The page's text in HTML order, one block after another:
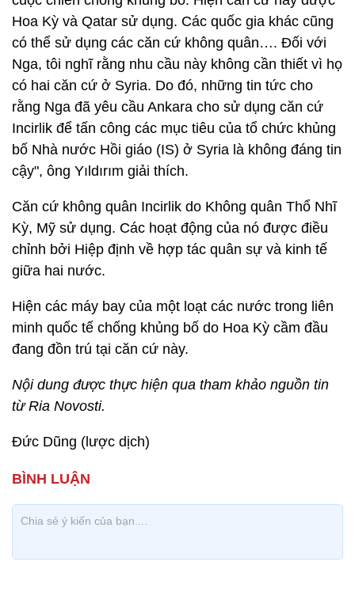
Hoa Kỳ và Qatar sử dụng. Các quốc gia khác cũng
có thể sử dụng các căn cứ không quân…. Đối với
Nga, tôi nghĩ rằng nhu cầu này không cần thiết vì họ
có hai căn cứ ở Syria. Do đó, những tin tức cho
rằng Nga đã yêu cầu Ankara cho sử dụng căn cứ
Incirlik để tấn công các mục tiêu của tổ chức khủng
bố Nhà nước Hồi giáo (IS) ở Syria là không đáng tin
cậy", ông Yıldırım giải thích.
Căn cứ không quân Incirlik do Không quân Thổ Nhĩ
Kỳ, Mỹ sử dụng. Các hoạt động của nó được điều
chỉnh bởi Hiệp định về hợp tác quân sự và kinh tế
giữa hai nước.
Hiện các máy bay của một loạt các nước trong liên
minh quốc tế chống khủng bố do Hoa Kỳ cầm đầu
đang đồn trú tại căn cứ này.
Nội dung được thực hiện qua tham khảo nguồn tin
từ Ria Novosti.
Đức Dũng (lược dịch)